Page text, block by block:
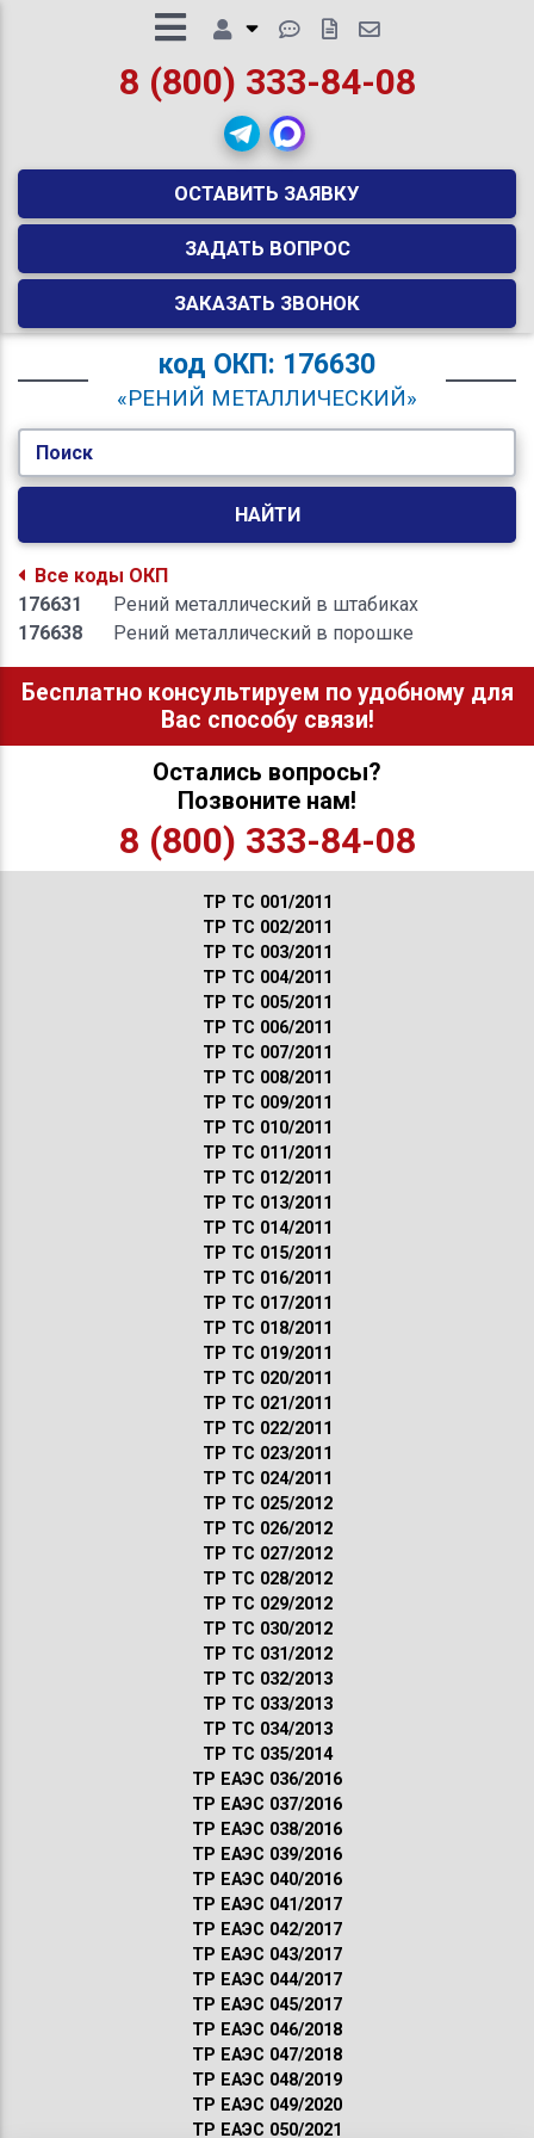
8 (800) 333-84-08
ОСТАВИТЬ ЗАЯВКУ
ЗАДАТЬ ВОПРОС
ЗАКАЗАТЬ ЗВОНОК
код ОКП: 176630
«РЕНИЙ МЕТАЛЛИЧЕСКИЙ»
Поиск
НАЙТИ
Все коды ОКП
176631
Рений металлический в штабиках
176638
Рений металлический в порошке
Бесплатно консультируем по удобному для
Вас способу связи!
Остались вопросы?
Позвоните нам!
8 (800) 333-84-08
ТР ТС 001/2011
ТР ТС 002/2011
ТР ТС 003/2011
ТР ТС 004/2011
ТР ТС 005/2011
ТР ТС 006/2011
ТР ТС 007/2011
ТР ТС 008/2011
ТР ТС 009/2011
ТР ТС 010/2011
ТР ТС 011/2011
ТР ТС 012/2011
ТР ТС 013/2011
ТР ТС 014/2011
ТР ТС 015/2011
ТР ТС 016/2011
ТР ТС 017/2011
ТР ТС 018/2011
ТР ТС 019/2011
ТР ТС 020/2011
ТР ТС 021/2011
ТР ТС 022/2011
ТР ТС 023/2011
ТР ТС 024/2011
ТР ТС 025/2012
ТР ТС 026/2012
ТР ТС 027/2012
ТР ТС 028/2012
ТР ТС 029/2012
ТР ТС 030/2012
ТР ТС 031/2012
ТР ТС 032/2013
ТР ТС 033/2013
ТР ТС 034/2013
ТР ТС 035/2014
ТР ЕАЭС 036/2016
ТР ЕАЭС 037/2016
ТР ЕАЭС 038/2016
ТР ЕАЭС 039/2016
ТР ЕАЭС 040/2016
ТР ЕАЭС 041/2017
ТР ЕАЭС 042/2017
ТР ЕАЭС 043/2017
ТР ЕАЭС 044/2017
ТР ЕАЭС 045/2017
ТР ЕАЭС 046/2018
ТР ЕАЭС 047/2018
ТР ЕАЭС 048/2019
ТР ЕАЭС 049/2020
ТР ЕАЭС 050/2021